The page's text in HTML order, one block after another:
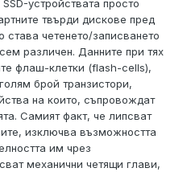
устройствата просто
твърди дискове пред
става четенето/записването
различен. Данните при тях
флаш-клетки (flash-cells),
брой транзистори,
на които, съпровождат
Самият факт, че липсват
изключва възможността
им чрез
механични четящи глави,